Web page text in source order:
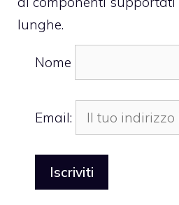
lunghe.
Nome
Email: